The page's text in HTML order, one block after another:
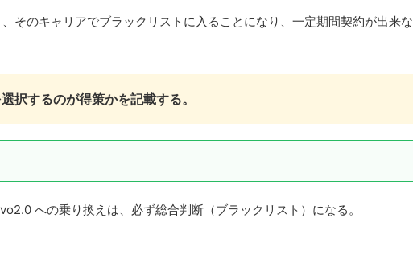
そのキャリアでブラックリストに入ることになり、一定期間契約が出来な
択するのが得策かを記載する。
への乗り換えは、必ず総合判断（ブラックリスト）になる。